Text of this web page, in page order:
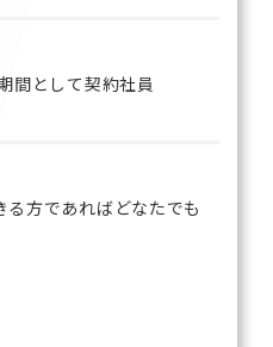
間として契約社員
方であればどなたでも